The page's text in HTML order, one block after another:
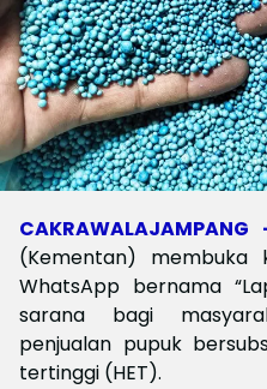
CAKRAWALAJAMPANG
(Kementan) membuka
WhatsApp bernama
sarana bagi
penjualan pupuk
tertinggi (HET).